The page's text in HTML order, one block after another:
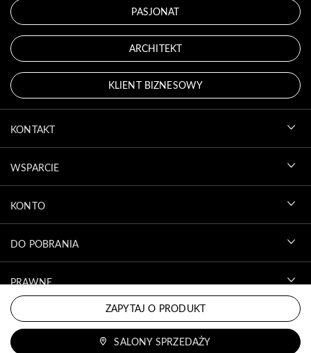
ZAPYTAJ O PRODUKT
SALONY SPRZEDAŻY
PASJONAT
ARCHITEKT
KLIENT BIZNESOWY
KONTAKT
WSPARCIE
KONTO
DO POBRANIA
PRAWNE